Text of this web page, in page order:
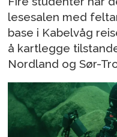
lesesalen med
base i Kabelvåg
å kartlegge
Nordland og Sør-